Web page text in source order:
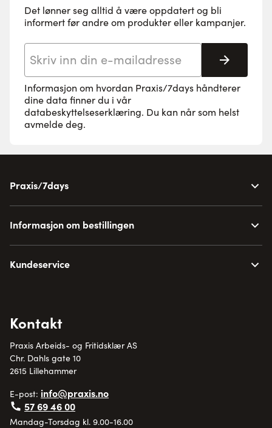
Det lønner seg alltid å være oppdatert og bli
informert før andre om produkter eller kampanjer.
Informasjon om hvordan Praxis/7days håndterer
dine data finner du i vår
databeskyttelseserklæring. Du kan når som helst
avmelde deg.
Praxis/7days
Informasjon om bestillingen
Kundeservice
Kontakt
Praxis Arbeids- og Fritidsklær AS
Chr. Dahls gate 10
2615 Lillehammer
E-post: info@praxis.no
57 69 46 00
Mandag-Torsdag kl. 9.00-16.00